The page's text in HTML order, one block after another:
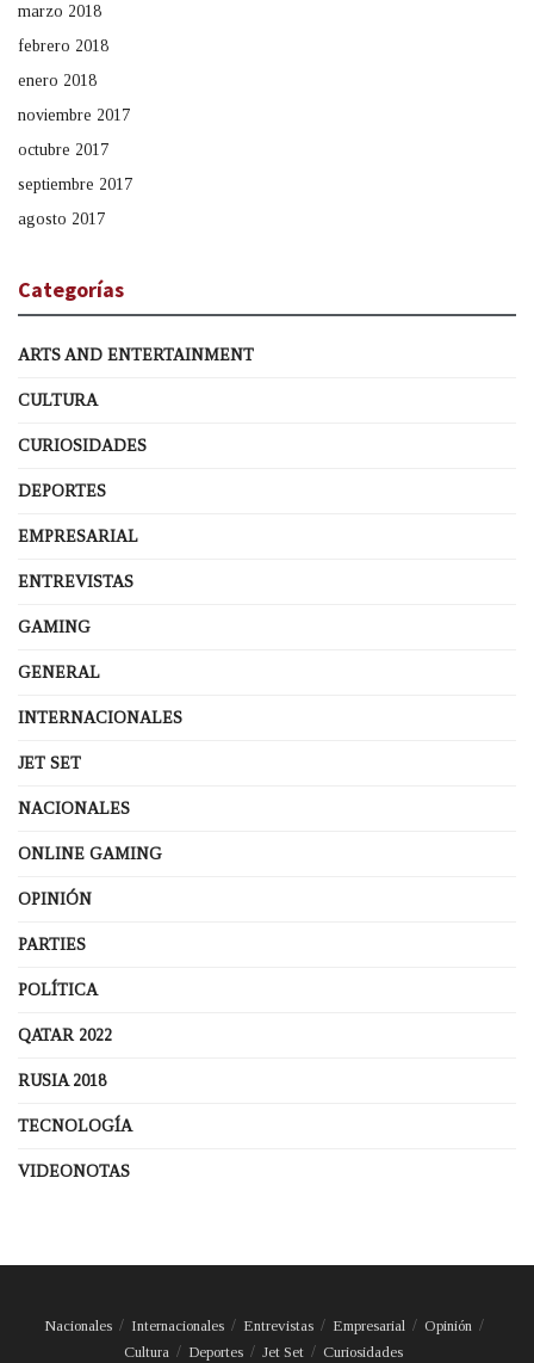
marzo 2018
febrero 2018
enero 2018
noviembre 2017
octubre 2017
septiembre 2017
agosto 2017
Categorías
ARTS AND ENTERTAINMENT
CULTURA
CURIOSIDADES
DEPORTES
EMPRESARIAL
ENTREVISTAS
GAMING
GENERAL
INTERNACIONALES
JET SET
NACIONALES
ONLINE GAMING
OPINIÓN
PARTIES
POLÍTICA
QATAR 2022
RUSIA 2018
TECNOLOGÍA
VIDEONOTAS
Nacionales Internacionales Entrevistas Empresarial
Opinión
Cultura
Deportes Jet Set Curiosidades